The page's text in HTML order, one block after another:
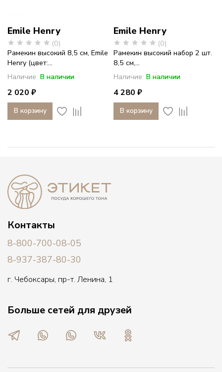
Emile Henry
(0)
Рамекин высокий 8,5 см, Emile
Henry (цвет:...
Наличие: В наличии
2 020 ₽
В корзину
Emile Henry
(0)
Рамекин высокий набор 2 шт.
8,5 см,...
Наличие: В наличии
4 280 ₽
В корзину
Контакты
8-800-700-08-05
8-937-387-80-30
г. Чебоксары, пр-т. Ленина, 1
Больше сетей для друзей